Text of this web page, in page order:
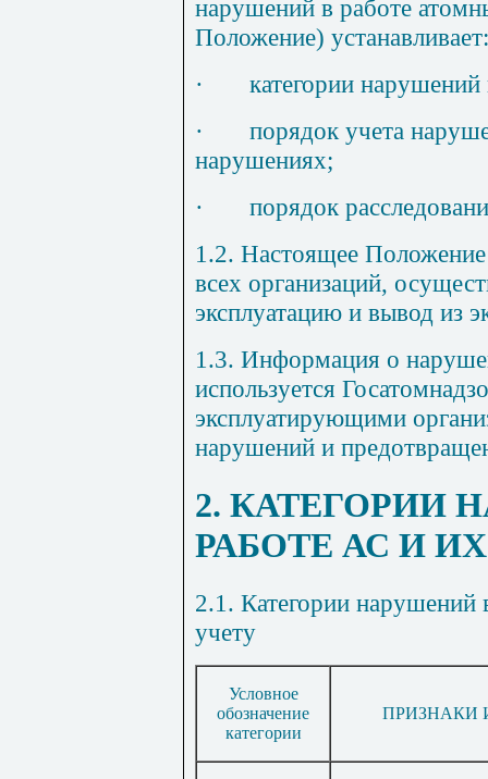
нарушений в работе
Положение) устанавливает:
·
категории
·
порядок учета
нарушениях;
·
порядок
1.2. Настоящее Положение
всех организаций,
эксплуатацию и вывод из
1.3. Информация о
используется
эксплуатирующими
нарушений и
2. КАТЕГОРИИ
РАБОТЕ АС И
2.1. Категории
учету
Условное
обозначение
категории
ПРИЗНАКИ